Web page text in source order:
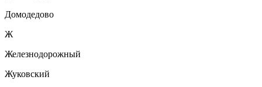
Домодедово
Ж
Железнодорожный
Жуковский